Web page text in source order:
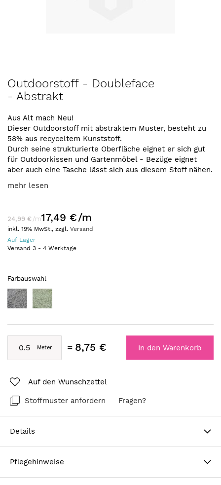
Anfang
der
springen
Outdoorstoff - Doubleface
- Abstrakt
Aus Alt mach Neu!
Dieser Outdoorstoff mit abstraktem Muster, besteht zu
58% aus recyceltem Kunststoff.
Durch seine strukturierte Oberfläche eignet er sich gut
für Outdoorkissen und Gartenmöbel - Bezüge eignet
aber auch eine Tasche lässt sich aus diesem Stoff nähen.
mehr lesen
24,99 € /m17,49 €/m
inkl. 19% MwSt., zzgl. Versand
Auf Lager
Versand 3 - 4 Werktage
Farbauswahl
8,75 € In den Warenkorb
Auf den Wunschzettel
Stoffmuster anfordern Fragen?
Details
Pflegehinweise